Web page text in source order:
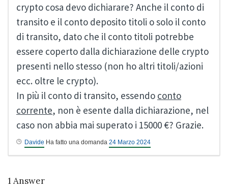
crypto cosa devo dichiarare? Anche il conto di
transito e il conto deposito titoli o solo il conto
di transito, dato che il conto titoli potrebbe
essere coperto dalla dichiarazione delle crypto
presenti nello stesso (non ho altri titoli/azioni
ecc. oltre le crypto).
In più il conto di transito, essendo conto
corrente, non è esente dalla dichiarazione, nel
caso non abbia mai superato i 15000 €? Grazie.
Davide Ha fatto una domanda 24 Marzo 2024
1 Answer